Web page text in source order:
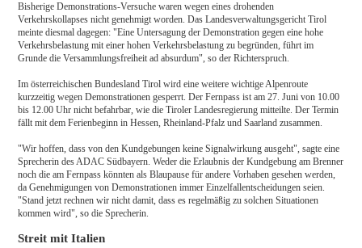
Bisherige Demonstrations-Versuche waren wegen eines drohenden
Verkehrskollapses nicht genehmigt worden. Das Landesverwaltungsgericht Tirol
meinte diesmal dagegen: "Eine Untersagung der Demonstration gegen eine hohe
Verkehrsbelastung mit einer hohen Verkehrsbelastung zu begründen, führt im
Grunde die Versammlungsfreiheit ad absurdum", so der Richterspruch.
Im österreichischen Bundesland Tirol wird eine weitere wichtige Alpenroute
kurzzeitig wegen Demonstrationen gesperrt. Der Fernpass ist am 27. Juni von 10.00
bis 12.00 Uhr nicht befahrbar, wie die Tiroler Landesregierung mitteilte. Der Termin
fällt mit dem Ferienbeginn in Hessen, Rheinland-Pfalz und Saarland zusammen.
"Wir hoffen, dass von den Kundgebungen keine Signalwirkung ausgeht", sagte eine
Sprecherin des ADAC Südbayern. Weder die Erlaubnis der Kundgebung am Brenner
noch die am Fernpass könnten als Blaupause für andere Vorhaben gesehen werden,
da Genehmigungen von Demonstrationen immer Einzelfallentscheidungen seien.
"Stand jetzt rechnen wir nicht damit, dass es regelmäßig zu solchen Situationen
kommen wird", so die Sprecherin.
Streit mit Italien